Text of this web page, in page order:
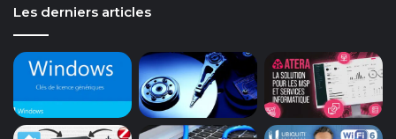
Les derniers articles